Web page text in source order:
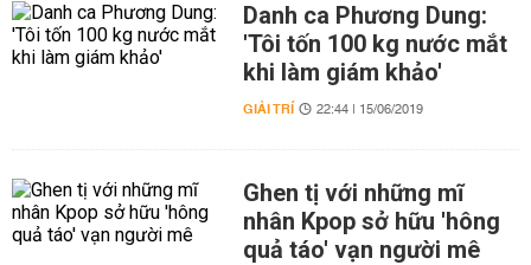
Danh ca Phương Dung:
'Tôi tốn 100 kg nước mắt
khi làm giám khảo'
GIẢI TRÍ 22:44 | 15/06/2019
Ghen tị với những mĩ
nhân Kpop sở hữu 'hông
quả táo' vạn người mê